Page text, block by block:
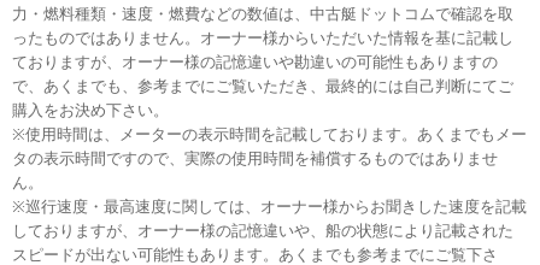
力・燃料種類・速度・燃費などの数値は、中古艇ドットコムで確認を取
ったものではありません。オーナー様からいただいた情報を基に記載し
ておりますが、オーナー様の記憶違いや勘違いの可能性もありますの
で、あくまでも、参考までにご覧いただき、最終的には自己判断にてご
購入をお決め下さい。
※使用時間は、メーターの表示時間を記載しております。あくまでもメー
タの表示時間ですので、実際の使用時間を補償するものではありませ
ん。
※巡行速度・最高速度に関しては、オーナー様からお聞きした速度を記載
しておりますが、オーナー様の記憶違いや、船の状態により記載された
スピードが出ない可能性もあります。あくまでも参考までにご覧下さ